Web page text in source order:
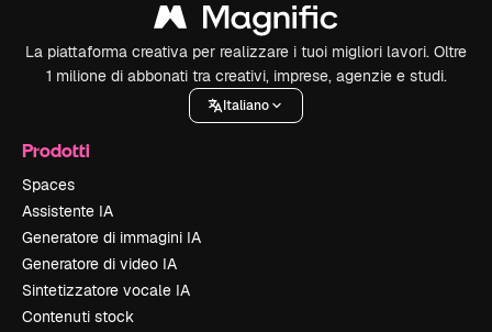
La piattaforma creativa per realizzare i tuoi migliori lavori. Oltre
1 milione di abbonati tra creativi, imprese, agenzie e studi.
Italiano
Prodotti
Spaces
Assistente IA
Generatore di immagini IA
Generatore di video IA
Sintetizzatore vocale IA
Contenuti stock